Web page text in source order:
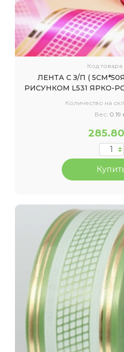
Код товара
ЛЕНТА С З/П (
РИСУНКОМ L531 ЯРКО-
Количество на
Вес: 0.19